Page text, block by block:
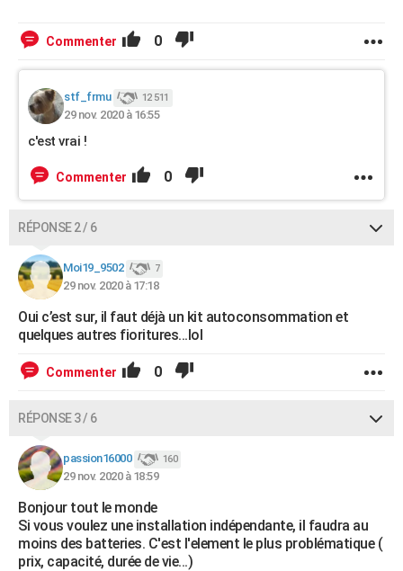
Commenter 0
stf_frmu 12 511
29 nov. 2020 à 16:55
c'est vrai !
Commenter 0
RÉPONSE 2 / 6
Moi19_9502 7
29 nov. 2020 à 17:18
Oui c’est sur, il faut déjà un kit autoconsommation et
quelques autres fioritures...lol
Commenter 0
RÉPONSE 3 / 6
passion16000 160
29 nov. 2020 à 18:59
Bonjour tout le monde
Si vous voulez une installation indépendante, il faudra au
moins des batteries. C'est l'element le plus problématique (
prix, capacité, durée de vie...)